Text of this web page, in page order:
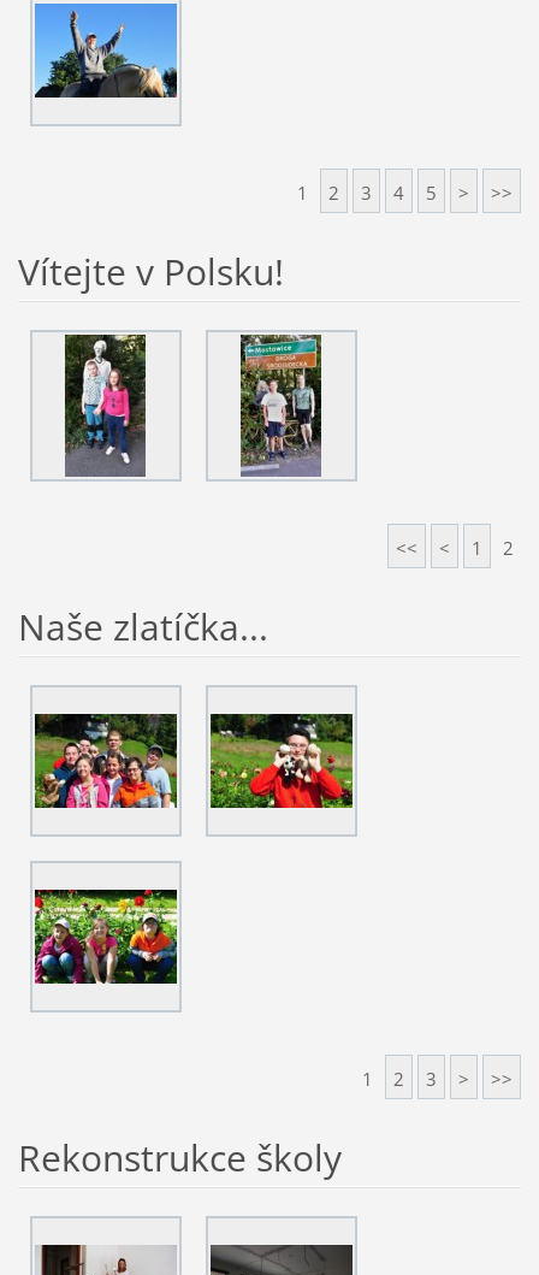
1 2 3 4 5 > >>
Vítejte v Polsku!
<< < 1 2
Naše zlatíčka...
1 2 3 > >>
Rekonstrukce školy